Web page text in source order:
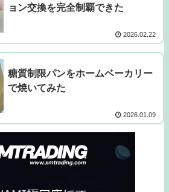
ョン交換を完全制覇できた
2026.02.22
糖質制限パンをホームベーカリー
で焼いてみた
2026.01.09